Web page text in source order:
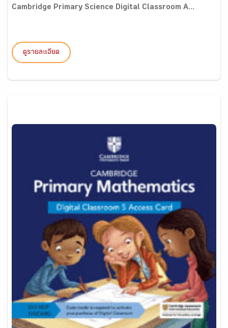
Cambridge Primary Science Digital Classroom A...
ดูรายละเอียด